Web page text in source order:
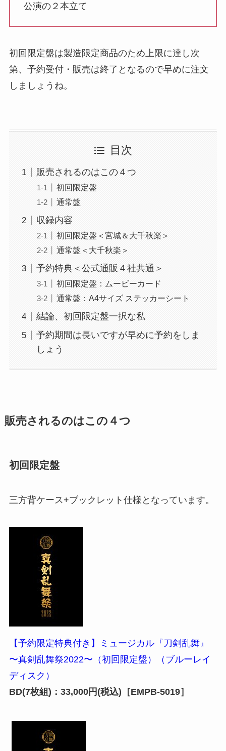
公演の２本立て
初回限定盤は製造限定商品のため上限に達し次
第、予約受付・販売は終了となるので早めに注文
しましょうね。
目次
販売されるのはこの４つ
初回限定盤
通常盤
収録内容
初回限定盤＜宮城＆大千秋楽＞
通常盤＜大千秋楽＞
予約特典＜公式通販４社共通＞
初回限定盤：ムービーカード
通常盤：A4サイズ ステッカーシート
結論、初回限定盤一択な私
予約期間は長いですが早めに予約をしま
しょう
販売されるのはこの４つ
初回限定盤
三方背ケース+ブックレット仕様となっています。
【予約限定特典付き】ミュージカル『刀剣乱舞』
〜真剣乱舞祭2022〜（初回限定盤）（ブルーレイ
ディスク）
BD(7枚組)：33,000円(税込)［EMPB-5019］